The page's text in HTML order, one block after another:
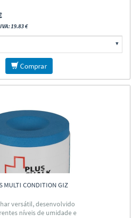
19.83 €
Comprar
MULTI CONDITION GIZ
versátil, desenvolvido
níveis de umidade e